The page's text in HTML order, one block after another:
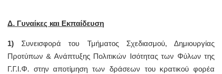
Δ. Γυναίκες και Εκπαίδευση
1) Συνεισφορά του Τμήματος Σχεδιασμού, Δημιουργίας
Προτύπων & Ανάπτυξης Πολιτικών Ισότητας των Φύλων της
Γ.Γ.Ι.Φ. στην αποτίμηση των δράσεων του κρατικού φορέα